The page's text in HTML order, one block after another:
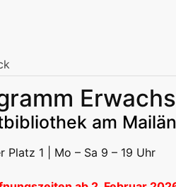
Jugend | Freizeit Kinder |
Jugend | Freizeit Kinder |
am
Platz 1 | Mo – Sa 9 – 19 Uhr